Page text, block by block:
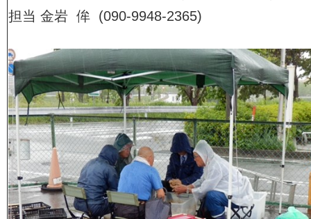
担当 金岩 侔 (090-9948-2365)